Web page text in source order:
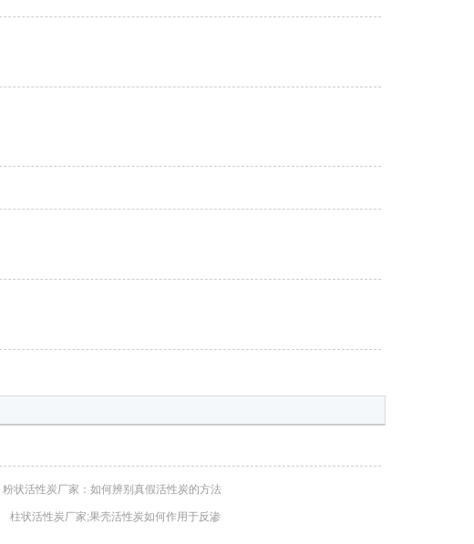
粉状活性炭厂家：如何辨别真假活性炭的方法
柱状活性炭厂家;果壳活性炭如何作用于反渗